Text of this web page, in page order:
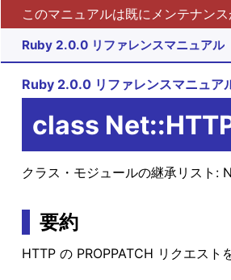
このマニュアルは既にメンテナン
Ruby 2.0.0 リファレンスマニュアル
Ruby 2.0.0 リファレンスマニュア
class
クラス・モジュールの継承リスト:
要約
HTTP の PROPPATCH リクエスト